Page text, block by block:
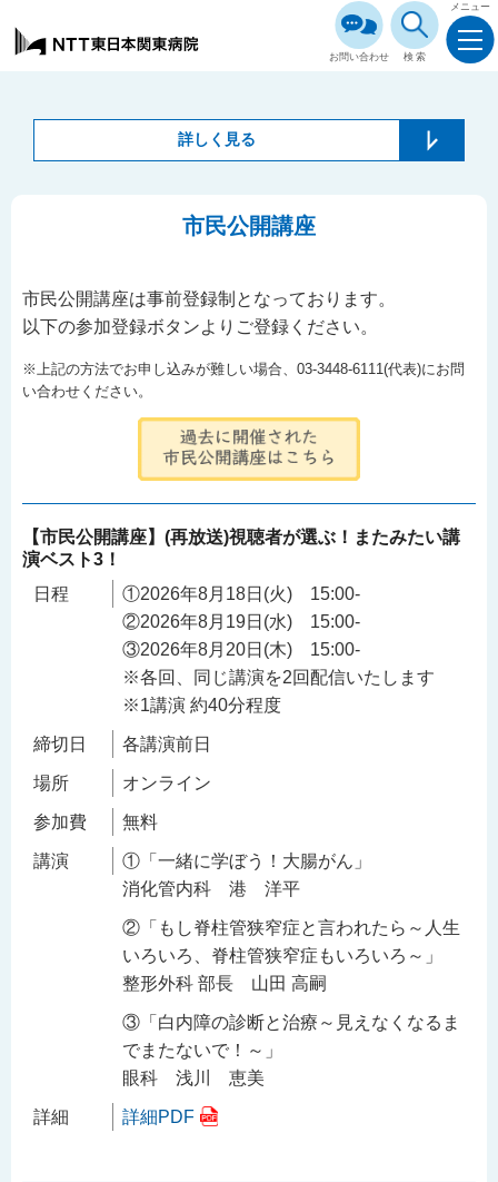
お問い合わせ 検索
メニュー
詳しく見る
市民公開講座
市民公開講座は事前登録制となっております。
以下の参加登録ボタンよりご登録ください。
※上記の方法でお申し込みが難しい場合、03-3448-6111(代表)にお問
い合わせください。
【市民公開講座】(再放送)視聴者が選ぶ！またみたい講
演ベスト3！
日程
①2026年8月18日(火) 15:00-
②2026年8月19日(水) 15:00-
③2026年8月20日(木) 15:00-
※各回、同じ講演を2回配信いたします
※1講演 約40分程度
締切日 各講演前日
場所 オンライン
参加費 無料
講演
①「一緒に学ぼう！大腸がん」
消化管内科 港 洋平
②「もし脊柱管狭窄症と言われたら～人生
いろいろ、脊柱管狭窄症もいろいろ～」
整形外科 部長 山田 高嗣
③「白内障の診断と治療～見えなくなるま
でまたないで！～」
眼科 浅川 恵美
詳細 詳細PDF